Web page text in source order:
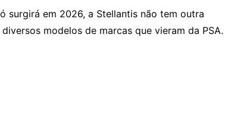
surgirá em 2026, a Stellantis não tem outra
modelos de marcas que vieram da PSA.